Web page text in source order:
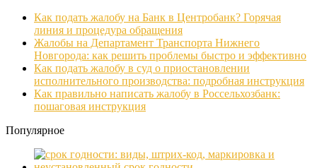
Как подать жалобу на Банк в Центробанк? Горячая
линия и процедура обращения
Жалобы на Департамент Транспорта Нижнего
Новгорода: как решить проблемы быстро и эффективно
Как подать жалобу в суд о приостановлении
исполнительного производства: подробная инструкция
Как правильно написать жалобу в Россельхозбанк:
пошаговая инструкция
Популярное